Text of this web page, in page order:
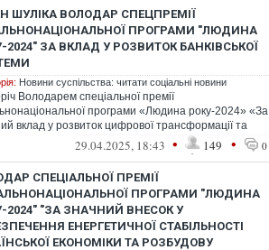
ШУЛІКА ВОЛОДАР СПЕЦПРЕМІЇ
ПРОГРАМИ "ЛЮДИНА
2024" ЗА ВКЛАД У РОЗВИТОК БАНКІВСЬКОЇ
Новини суспільства: читати соціальні новини
Володарем спеціальної премії
програми «Людина року-2024» «За
вклад у розвиток цифрової трансформації та
29.04.2025, 18:43 • 149 • 0
СПЕЦІАЛЬНОЇ ПРЕМІЇ
ПРОГРАМИ "ЛЮДИНА
2024" "ЗА ЗНАЧНИЙ ВНЕСОК У
ЕНЕРГЕТИЧНОЇ СТАБІЛЬНОСТІ
ЕКОНОМІКИ ТА РОЗБУДОВУ